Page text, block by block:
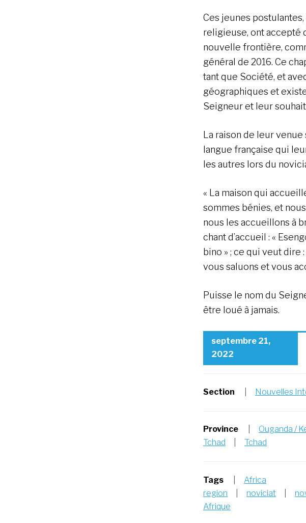
Ces jeunes
religieuse, ont accepté
nouvelle frontière,
général de 2016. Ce
tant que Société, et
géographiques et
Seigneur et leur
La raison de leur
langue française qui
les autres lors du
« La maison qui
sommes bénies, et
nous les accueillons à
chant d’accueil : «
bino » ; ce qui veut dire
vous saluons et vous
Puisse le nom du
être loué à jamais.
septembre 21,
2022
Section Nouvelles
Province Ouganda /
Tchad
Tchad
Tags
Africa
region
noviciat
Afrique